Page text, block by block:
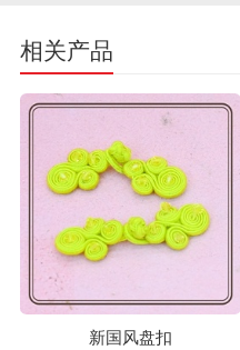
相关产品
新国风盘扣